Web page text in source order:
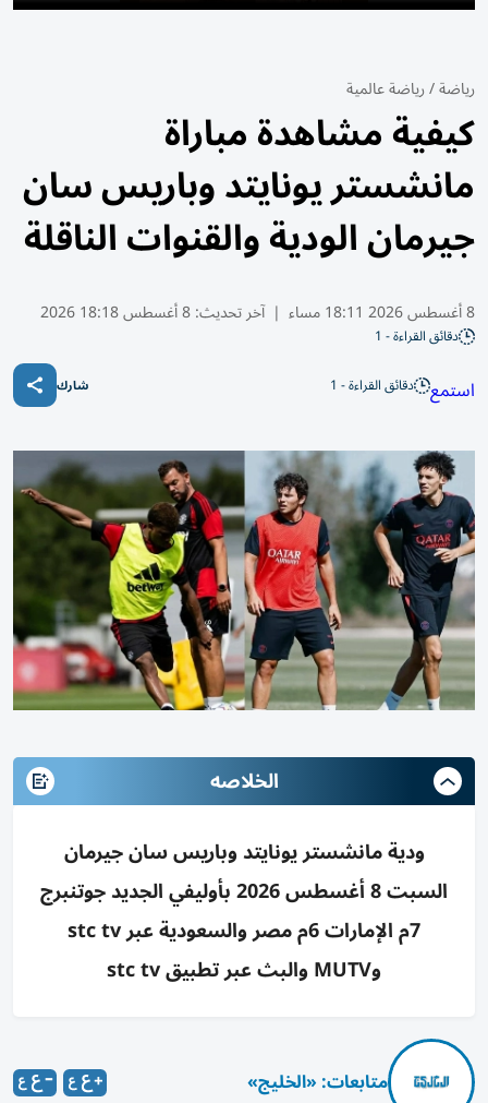
رياضة/رياضة عالمية
كيفية مشاهدة مباراة
مانشستر يونايتد وباريس سان
جيرمان الودية والقنوات الناقلة
8 أغسطس 2026 18:11 مساء | آخر تحديث:8 أغسطس 18:18 2026
دقائق القراءة - 1
استمع دقائق القراءة - 1 شارك
الخلاصه
ودية مانشستر يونايتد وباريس سان جيرمان
السبت 8 أغسطس 2026 بأوليفي الجديد جوتنبرج
7م الإمارات 6م مصر والسعودية عبر stc tv
وMUTV والبث عبر تطبيق stc tv
متابعات: «الخليج»